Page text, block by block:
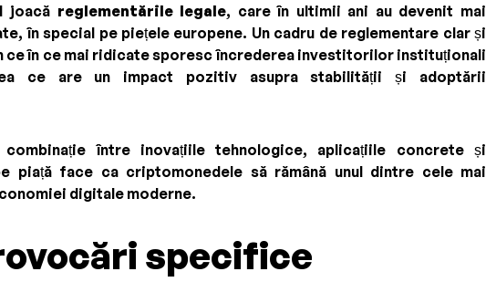
joacă reglementările legale, care în ultimii ani au devenit mai
în special pe piețele europene. Un cadru de reglementare clar și
ce în ce mai ridicate sporesc încrederea investitorilor instituționali
ce are un impact pozitiv asupra stabilității și adoptării
între inovațiile tehnologice, aplicațiile concrete și
piață face ca criptomonedele să rămână unul dintre cele mai
digitale moderne.
specifice